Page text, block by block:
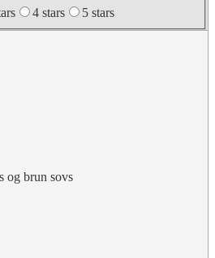
4 stars 5 stars
og brun sovs